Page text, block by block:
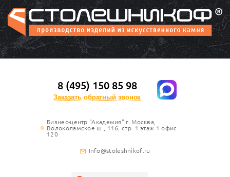
8 (495) 150 85 98
Заказать обратный звонок
Бизнес-центр "Академия" г. Москва,
Волоколамское ш., 116, стр. 1 этаж 1 офис
120
Info@stoleshnikof.ru